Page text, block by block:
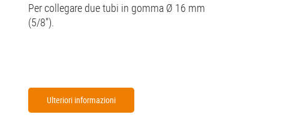
Per collegare due tubi in gomma Ø 16 mm
(5/8'').
Ulteriori informazioni